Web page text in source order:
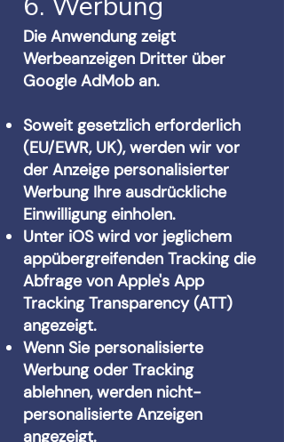
Die Anwendung zeigt
Werbeanzeigen Dritter über
Google AdMob an.
Soweit gesetzlich erforderlich
(EU/EWR, UK), werden wir vor
der Anzeige personalisierter
Werbung Ihre ausdrückliche
Einwilligung einholen.
Unter iOS wird vor jeglichem
appübergreifenden Tracking die
Abfrage von Apple's App
Tracking Transparency (ATT)
angezeigt.
Wenn Sie personalisierte
Werbung oder Tracking
ablehnen, werden nicht-
personalisierte Anzeigen
angezeigt.